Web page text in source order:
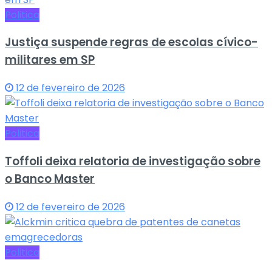
Politica
Justiça suspende regras de escolas cívico-
militares em SP
12 de fevereiro de 2026
Politica
Toffoli deixa relatoria de investigação sobre
o Banco Master
12 de fevereiro de 2026
Politica